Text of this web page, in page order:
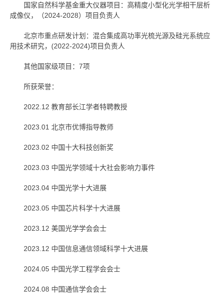
国家自然科学基金重大仪器项目：高精度小型化光学相干层析
成像仪，（2024-2028）项目负责人
北京市重点研发计划：混合集成高功率光梳光源及硅光系统应
用技术研究，(2022-2024)项目负责人
其他国家级项目：7项
所获荣誉：
2022.12 教育部长江学者特聘教授
2023.01 北京市优博指导教师
2023.02 中国十大科技创新奖
2023.03 中国光学领域十大社会影响力事件
2023.04 中国光学十大进展
2023.05 中国芯片科学十大进展
2023.12 美国光学学会会士
2023.12 中国信息通信领域科学十大进展
2024.05 中国光学工程学会会士
2024.08 中国通信学会会士